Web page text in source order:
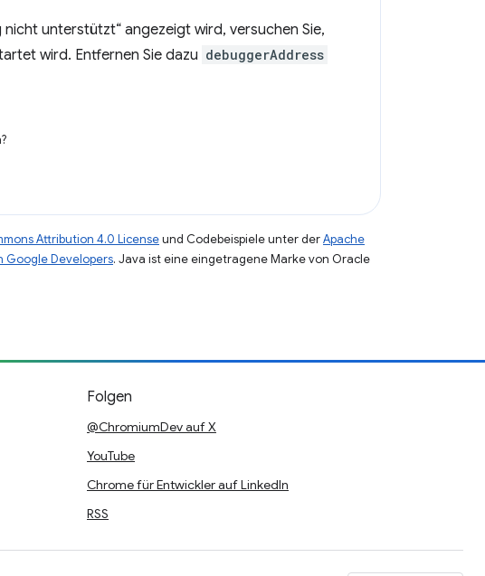
unterstützt“ angezeigt wird, versuchen Sie,
wird. Entfernen Sie dazu debuggerAddress
Attribution 4.0 Licenseund Codebeispiele unter derApache
Google Developers. Java ist eine eingetragene Marke von Oracle
Folgen
@ChromiumDev auf X
YouTube
Chrome für Entwickler auf LinkedIn
RSS